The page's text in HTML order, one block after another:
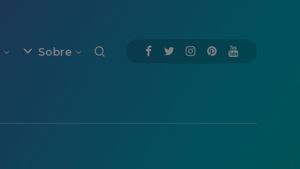
Sobre